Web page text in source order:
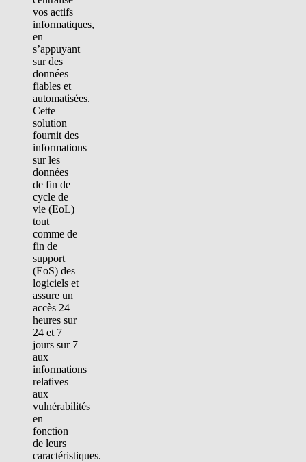
vos actifs
informatiques,
en
s’appuyant
sur des
données
fiables et
automatisées.
Cette
solution
fournit des
informations
sur les
données
de fin de
cycle de
vie (EoL)
tout
comme de
fin de
support
(EoS) des
logiciels et
assure un
accès 24
heures sur
24 et 7
jours sur 7
aux
informations
relatives
aux
vulnérabilités
en
fonction
de leurs
caractéristiques.